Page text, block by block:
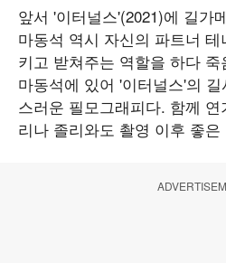
앞서 '이터널스'(2021)에 길가
마동석 역시 자신의 파트너
키고 받쳐주는 역할을 하다
마동석에 있어 '이터널스'의
스러운 필모그래피다. 함께
리나 졸리와도 촬영 이후 좋